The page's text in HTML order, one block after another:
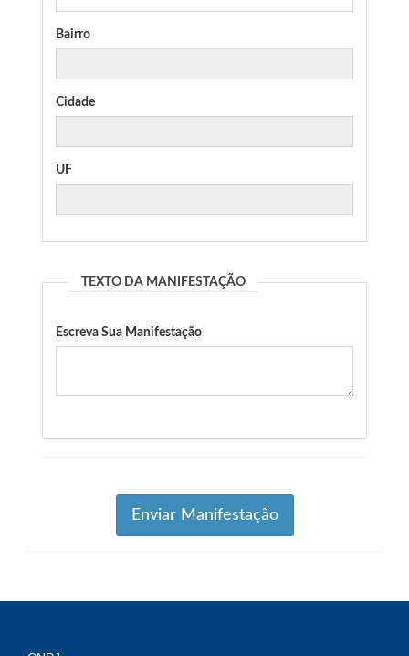
Bairro
Cidade
UF
TEXTO DA MANIFESTAÇÃO
Escreva Sua Manifestação
Enviar Manifestação